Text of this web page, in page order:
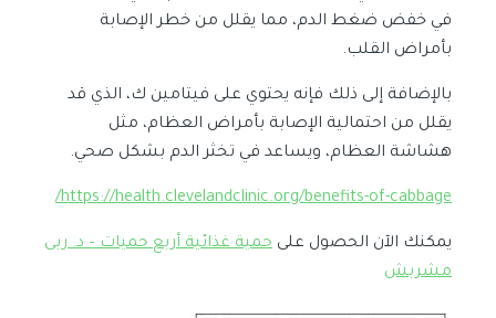
في خفض ضغط الدم، مما يقلل من خطر الإصابة
بأمراض القلب.
بالإضافة إلى ذلك فإنه يحتوي على فيتامين ك، الذي قد
يقلل من احتمالية الإصابة بأمراض العظام، مثل
هشاشة العظام، ويساعد في تخثر الدم بشكل صحي.
https://health.clevelandclinic.org/benefits-of-cabbage/
يمكنك الآن الحصول على حمية غذائية أربع حميات – د. ربى
مشربش